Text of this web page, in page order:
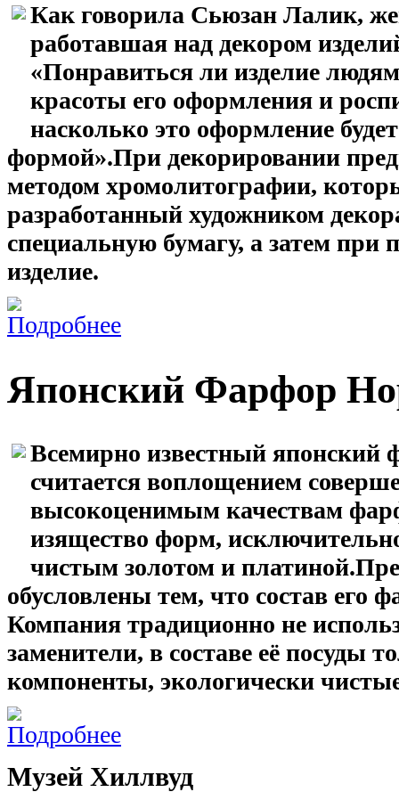
Как говорила Сьюзан Лалик,
работавшая над декором
«Понравиться ли изделие
красоты его оформления и
насколько это оформление
формой».При декорировании
методом хромолитографии,
разработанный художником
специальную бумагу, а затем при
изделие.
Японский Фарфор
Всемирно известный японский
считается воплощением
высокоценимым качествам
изящество форм,
чистым золотом и
обусловлены тем, что состав его
Компания традиционно не
заменители, в составе её посуды
компоненты, экологически
Музей Хиллвуд